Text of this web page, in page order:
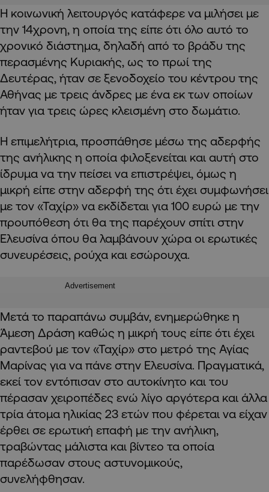
Η κοινωνική λειτουργός κατάφερε να μιλήσει με
την 14χρονη, η οποία της είπε ότι όλο αυτό το
χρονικό διάστημα, δηλαδή από το βράδυ της
περασμένης Κυριακής, ως το πρωί της
Δευτέρας, ήταν σε ξενοδοχείο του κέντρου της
Αθήνας με τρεις άνδρες με ένα εκ των οποίων
ήταν για τρεις ώρες κλεισμένη στο δωμάτιο.
Η επιμελήτρια, προσπάθησε μέσω της αδερφής
της ανήλικης η οποία φιλοξενείται και αυτή στο
ίδρυμα να την πείσει να επιστρέψει, όμως η
μικρή είπε στην αδερφή της ότι έχει συμφωνήσει
με τον «Ταχίρ» να εκδίδεται για 100 ευρώ με την
προυπόθεση ότι θα της παρέχουν σπίτι στην
Ελευσίνα όπου θα λαμβάνουν χώρα οι ερωτικές
συνευρέσεις, ρούχα και εσώρουχα.
Advertisement
Μετά το παραπάνω συμβάν, ενημερώθηκε η
Άμεση Δράση καθώς η μικρή τους είπε ότι έχει
ραντεβού με τον «Ταχίρ» στο μετρό της Αγίας
Μαρίνας για να πάνε στην Ελευσίνα. Πραγματικά,
εκεί τον εντόπισαν στο αυτοκίνητο και του
πέρασαν χειροπέδες ενώ λίγο αργότερα και άλλα
τρία άτομα ηλικίας 23 ετών που φέρεται να είχαν
έρθει σε ερωτική επαφή με την ανήλικη,
τραβώντας μάλιστα και βίντεο τα οποία
παρέδωσαν στους αστυνομικούς,
συνελήφθησαν.